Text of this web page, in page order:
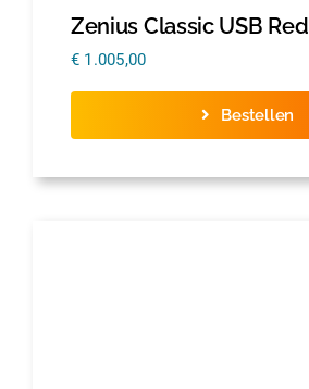
Zenius Classic USB Red
€ 1.005,00
Bestellen